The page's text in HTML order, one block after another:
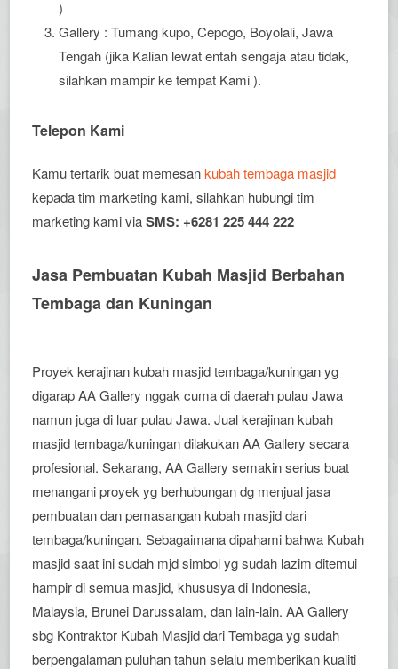
)
Gallery : Tumang kupo, Cepogo, Boyolali, Jawa
Tengah (jika Kalian lewat entah sengaja atau tidak,
silahkan mampir ke tempat Kami ).
Telepon Kami
Kamu tertarik buat memesankubah tembaga masjid
kepada tim marketing kami, silahkan hubungi tim
marketing kami viaSMS: +6281 225 444 222
Jasa Pembuatan Kubah Masjid Berbahan
Tembaga dan Kuningan
Proyek kerajinan kubah masjid tembaga/kuningan yg
digarap AA Gallery nggak cuma di daerah pulau Jawa
namun juga di luar pulau Jawa. Jual kerajinan kubah
masjid tembaga/kuningan dilakukan AA Gallery secara
profesional. Sekarang, AA Gallery semakin serius buat
menangani proyek yg berhubungan dg menjual jasa
pembuatan dan pemasangan kubah masjid dari
tembaga/kuningan. Sebagaimana dipahami bahwa Kubah
masjid saat ini sudah mjd simbol yg sudah lazim ditemui
hampir di semua masjid, khususya di Indonesia,
Malaysia, Brunei Darussalam, dan lain-lain. AA Gallery
sbg Kontraktor Kubah Masjid dari Tembaga yg sudah
berpengalaman puluhan tahun selalu memberikan kualiti